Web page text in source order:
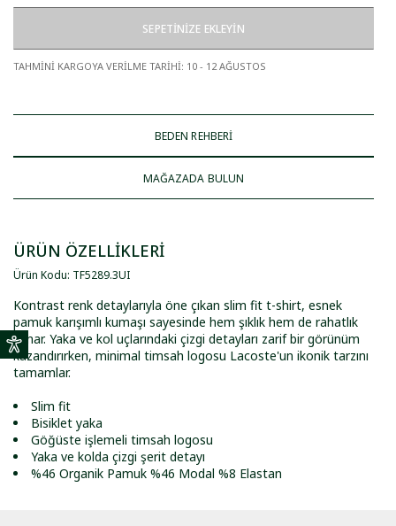
SEPETİNİZE EKLEYİN
TAHMİNİ KARGOYA VERİLME TARİHİ: 10 - 12 AĞUSTOS
BEDEN REHBERİ
MAĞAZADA BULUN
ÜRÜN ÖZELLİKLERİ
Ürün Kodu: TF5289.3UI
Kontrast renk detaylarıyla öne çıkan slim fit t-shirt, esnek
pamuk karışımlı kumaşı sayesinde hem şıklık hem de rahatlık
sunar. Yaka ve kol uçlarındaki çizgi detayları zarif bir görünüm
kazandırırken, minimal timsah logosu Lacoste'un ikonik tarzını
tamamlar.
Slim fit
Bisiklet yaka
Göğüste işlemeli timsah logosu
Yaka ve kolda çizgi şerit detayı
%46 Organik Pamuk %46 Modal %8 Elastan